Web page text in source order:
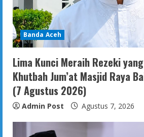
Banda Aceh
Lima Kunci Meraih Rezeki
Khutbah Jum’at Masjid Raya
(7 Agustus 2026)
Admin Post Agustus 7, 2026